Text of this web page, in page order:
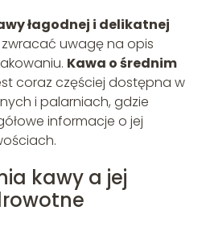
łagodnej i delikatnej
uwagę na opis
Kawa o średnim
coraz częściej dostępna w
i palarniach, gdzie
informacje o jej
kawy a jej